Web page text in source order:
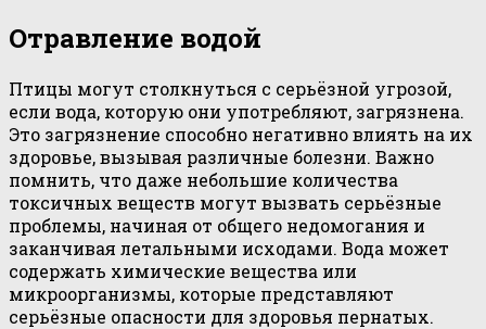
Отравление водой
Птицы могут столкнуться с серьёзной угрозой,
если вода, которую они употребляют, загрязнена.
Это загрязнение способно негативно влиять на их
здоровье, вызывая различные болезни. Важно
помнить, что даже небольшие количества
токсичных веществ могут вызвать серьёзные
проблемы, начиная от общего недомогания и
заканчивая летальными исходами. Вода может
содержать химические вещества или
микроорганизмы, которые представляют
серьёзные опасности для здоровья пернатых.